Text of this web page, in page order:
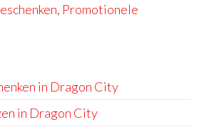
Promotionele
in Dragon City
in Dragon City